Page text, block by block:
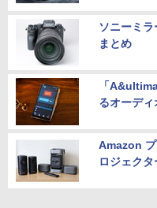
ソニーミ
まとめ
「
るオーデ
Amazon
ロジェク